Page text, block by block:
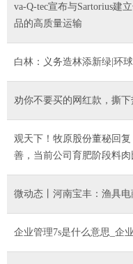
va-Q-tec宣布与Sartorius建
品的高质量运输
白林：义务造林添新绿|环
劝你不要买的网红款，撕
观天下！牧原股份董秘回
善，当前公司育肥阶段料肉
微动态丨河南宝丰：渔具
企业管理7s是什么意思_企